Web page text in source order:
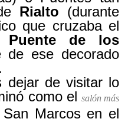
Rialto (durante
que cruzaba el
Puente de los
de ese decorado
dejar de visitar lo
como el salón más
Marcos en el